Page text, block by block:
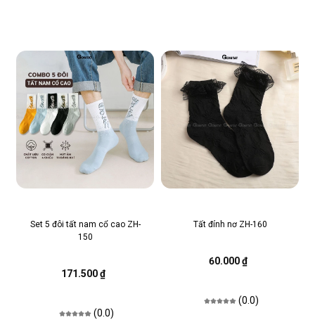
Set 5 đôi tất nam cổ cao ZH-
150
171.500 ₫
(0.0)
Tất đính nơ ZH-160
60.000 ₫
(0.0)